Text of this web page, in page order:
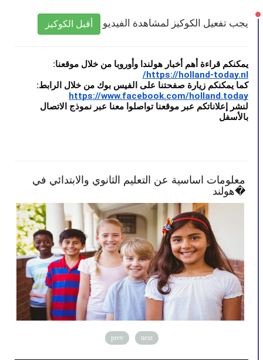
يجب تفعيل الكوكيز لمشاهدة الفيديو أقبل الكوكيز
يمكنكم قراءة أهم أخبار هولندا وأوروبا من خلال موقعنا:
https://holland-today.nl/
كما يمكنكم زيارة صفحتنا على الفيس بوك من خلال الرابط:
https://www.facebook.com/holland.today
بالأسفل
معلومات اساسية عن التعليم الثانوي والابتدائي في
هولند�
prev next